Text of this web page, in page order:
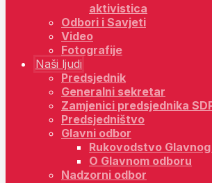
aktivistica
Odbori i Savjeti
Video
Fotografije
Naši ljudi
Predsjednik
Generalni sekretar
Zamjenici predsjednika
Predsjedništvo
Glavni odbor
Rukovodstvo
O Glavnom odboru
Nadzorni odbor